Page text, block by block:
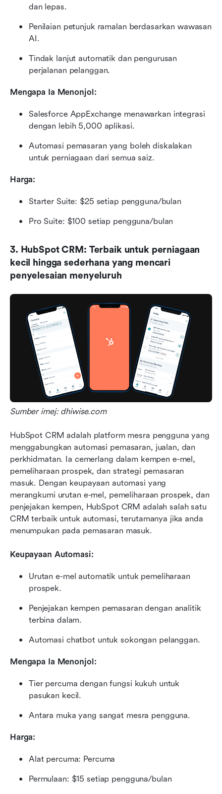
dan lepas.
Penilaian petunjuk ramalan berdasarkan wawasan
AI.
Tindak lanjut automatik dan pengurusan
perjalanan pelanggan.
Mengapa Ia Menonjol:
Salesforce AppExchange menawarkan integrasi
dengan lebih 5,000 aplikasi.
Automasi pemasaran yang boleh diskalakan
untuk perniagaan dari semua saiz.
Harga:
Starter Suite: $25 setiap pengguna/bulan
Pro Suite: $100 setiap pengguna/bulan
3. HubSpot CRM: Terbaik untuk perniagaan
kecil hingga sederhana yang mencari
penyelesaian menyeluruh
Sumber imej: dhiwise.com
HubSpot CRM adalah platform mesra pengguna yang
menggabungkan automasi pemasaran, jualan, dan
perkhidmatan. Ia cemerlang dalam kempen e-mel,
pemeliharaan prospek, dan strategi pemasaran
masuk. Dengan keupayaan automasi yang
merangkumi urutan e-mel, pemeliharaan prospek, dan
penjejakan kempen, HubSpot CRM adalah salah satu
CRM terbaik untuk automasi, terutamanya jika anda
menumpukan pada pemasaran masuk.
Keupayaan Automasi:
Urutan e-mel automatik untuk pemeliharaan
prospek.
Penjejakan kempen pemasaran dengan analitik
terbina dalam.
Automasi chatbot untuk sokongan pelanggan.
Mengapa Ia Menonjol:
Tier percuma dengan fungsi kukuh untuk
pasukan kecil.
Antara muka yang sangat mesra pengguna.
Harga:
Alat percuma: Percuma
Permulaan: $15 setiap pengguna/bulan